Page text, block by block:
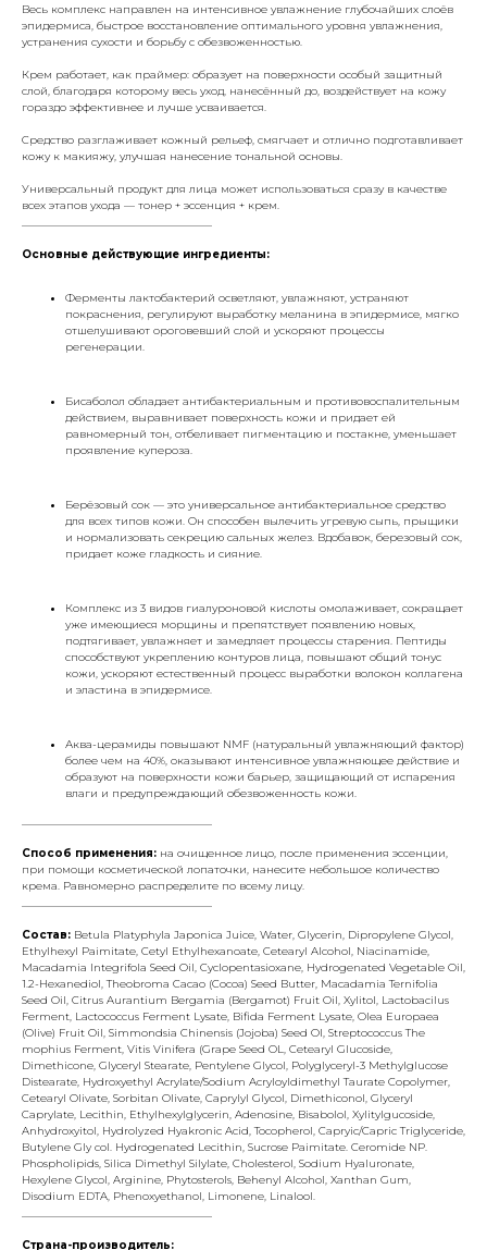
Весь комплекс направлен на интенсивное увлажнение глубочайших слоёв
эпидермиса, быстрое восстановление оптимального уровня увлажнения,
устранения сухости и борьбу с обезвоженностью.
Крем работает, как праймер: образует на поверхности особый защитный
слой, благодаря которому весь уход, нанесённый до, воздействует на кожу
гораздо эффективнее и лучше усваивается.
Средство разглаживает кожный рельеф, смягчает и отлично подготавливает
кожу к макияжу, улучшая нанесение тональной основы.
Универсальный продукт для лица может использоваться сразу в качестве
всех этапов ухода — тонер + эссенция + крем.
Основные действующие ингредиенты:
Ферменты лактобактерий осветляют, увлажняют, устраняют
покраснения, регулируют выработку меланина в эпидермисе, мягко
отшелушивают ороговевший слой и ускоряют процессы
регенерации.
Бисаболол обладает антибактериальным и противовоспалительным
действием, выравнивает поверхность кожи и придает ей
равномерный тон, отбеливает пигментацию и постакне, уменьшает
проявление купероза.
Берёзовый сок — это универсальное антибактериальное средство
для всех типов кожи. Он способен вылечить угревую сыпь, прыщики
и нормализовать секрецию сальных желез. Вдобавок, березовый сок,
придает коже гладкость и сияние.
Комплекс из 3 видов гиалуроновой кислоты омолаживает, сокращает
уже имеющиеся морщины и препятствует появлению новых,
подтягивает, увлажняет и замедляет процессы старения. Пептиды
способствуют укреплению контуров лица, повышают общий тонус
кожи, ускоряют естественный процесс выработки волокон коллагена
и эластина в эпидермисе.
Аква-церамиды повышают NMF (натуральный увлажняющий фактор)
более чем на 40%, оказывают интенсивное увлажняющее действие и
образуют на поверхности кожи барьер, защищающий от испарения
влаги и предупреждающий обезвоженность кожи.
Способ применения: на очищенное лицо, после применения эссенции,
при помощи косметической лопаточки, нанесите небольшое количество
крема. Равномерно распределите по всему лицу.
Состав: Betula Platyphyla Japonica Juice, Water, Glycerin, Dipropylene Glycol,
Ethylhexyl Paimitate, Cetyl Ethylhexanoate, Cetearyl Alcohol, Niacinamide,
Macadamia Integrifola Seed Oil, Cyclopentasioxane, Hydrogenated Vegetable Oil,
1.2-Hexanediol, Theobroma Cacao (Cocoa) Seed Butter, Macadamia Ternifolia
Seed Oil, Citrus Aurantium Bergamia (Bergamot) Fruit Oil, Xylitol, Lactobacilus
Ferment, Lactococcus Ferment Lysate, Bifida Ferment Lysate, Olea Europaea
(Olive) Fruit Oil, Simmondsia Chinensis (Jojoba) Seed OI, Streptococcus The
mophius Ferment, Vitis Vinifera (Grape Seed OL, Cetearyl Glucoside,
Dimethicone, Glyceryl Stearate, Pentylene Glycol, Polyglyceryl-3 Methylglucose
Distearate, Hydroxyethyl Acrylate/Sodium Acryloyldimethyl Taurate Copolymer,
Cetearyl Olivate, Sorbitan Olivate, Caprylyl Glycol, Dimethiconol, Glyceryl
Caprylate, Lecithin, Ethylhexylglycerin, Adenosine, Bisabolol, Xylitylgucoside,
Anhydroxyitol, Hydrolyzed Hyakronic Acid, Tocopherol, Capryic/Capric Triglyceride,
Butylene Gly col. Hydrogenated Lecithin, Sucrose Paimitate. Ceromide NP.
Phospholipids, Silica Dimethyl Silylate, Cholesterol, Sodium Hyaluronate,
Hexylene Glycol, Arginine, Phytosterols, Behenyl Alcohol, Xanthan Gum,
Disodium EDTA, Phenoxyethanol, Limonene, Linalool.
Страна-производитель: